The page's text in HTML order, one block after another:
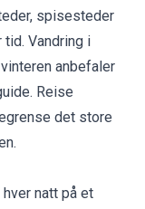
spisesteder
Vandring i
anbefaler
Reise
det store
natt på et